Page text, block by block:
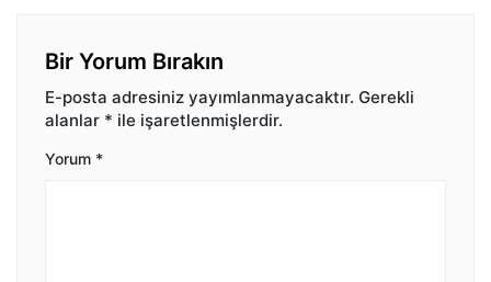
Bir Yorum Bırakın
E-posta adresiniz yayımlanmayacaktır. Gerekli
alanlar * ile işaretlenmişlerdir.
Yorum *